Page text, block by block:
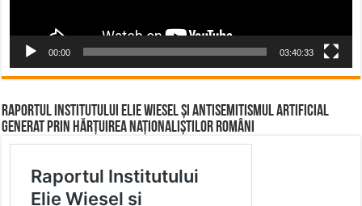
00:00 03:40:33
Raportul Institutului Elie Wiesel și Antisemitismul Artificial
Generat prin Hărțuirea Naționaliștilor Români